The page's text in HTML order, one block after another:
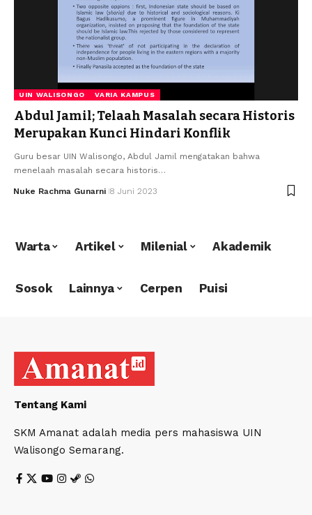
UIN WALISONGO VARIA KAMPUS
Abdul Jamil; Telaah Masalah secara Historis
Merupakan Kunci Hindari Konflik
Guru besar UIN Walisongo, Abdul Jamil mengatakan bahwa
menelaah masalah secara historis…
Nuke Rachma Gunarni 8 Juni 2023
Warta Artikel Milenial Akademik
Sosok Lainnya Cerpen Puisi
Tentang Kami
SKM Amanat adalah media pers mahasiswa UIN
Walisongo Semarang.